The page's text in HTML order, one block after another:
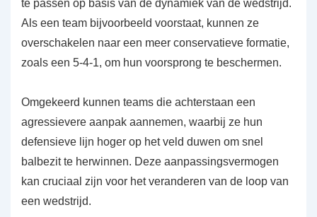
te passen op basis van de dynamiek van de wedstrijd.
Als een team bijvoorbeeld voorstaat, kunnen ze
overschakelen naar een meer conservatieve formatie,
zoals een 5-4-1, om hun voorsprong te beschermen.
Omgekeerd kunnen teams die achterstaan een
agressievere aanpak aannemen, waarbij ze hun
defensieve lijn hoger op het veld duwen om snel
balbezit te herwinnen. Deze aanpassingsvermogen
kan cruciaal zijn voor het veranderen van de loop van
een wedstrijd.